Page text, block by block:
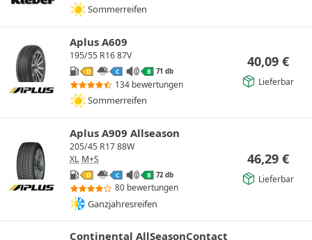
Sommerreifen
Aplus A609
195/55 R16 87V
D C B 71 db
134 bewertungen
Sommerreifen
40,09 €
Lieferbar
Aplus A909 Allseason
205/45 R17 88W
XL M+S
D C B 72 db
80 bewertungen
Ganzjahresreifen
46,29 €
Lieferbar
Continental AllSeasonContact